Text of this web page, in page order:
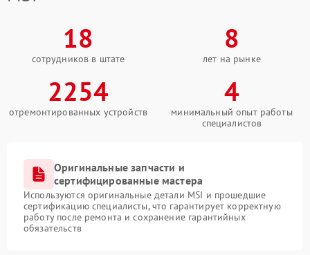
18
сотрудников в штате
8
лет на рынке
2254
отремонтированных устройств
4
минимальный опыт работы
специалистов
Оригинальные запчасти и
сертифицированные мастера
Используются оригинальные детали MSI и прошедшие
сертификацию специалисты, что гарантирует корректную
работу после ремонта и сохранение гарантийных
обязательств